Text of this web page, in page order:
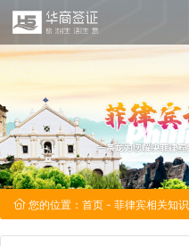
您的位置： 首页 - 菲律宾相关知识